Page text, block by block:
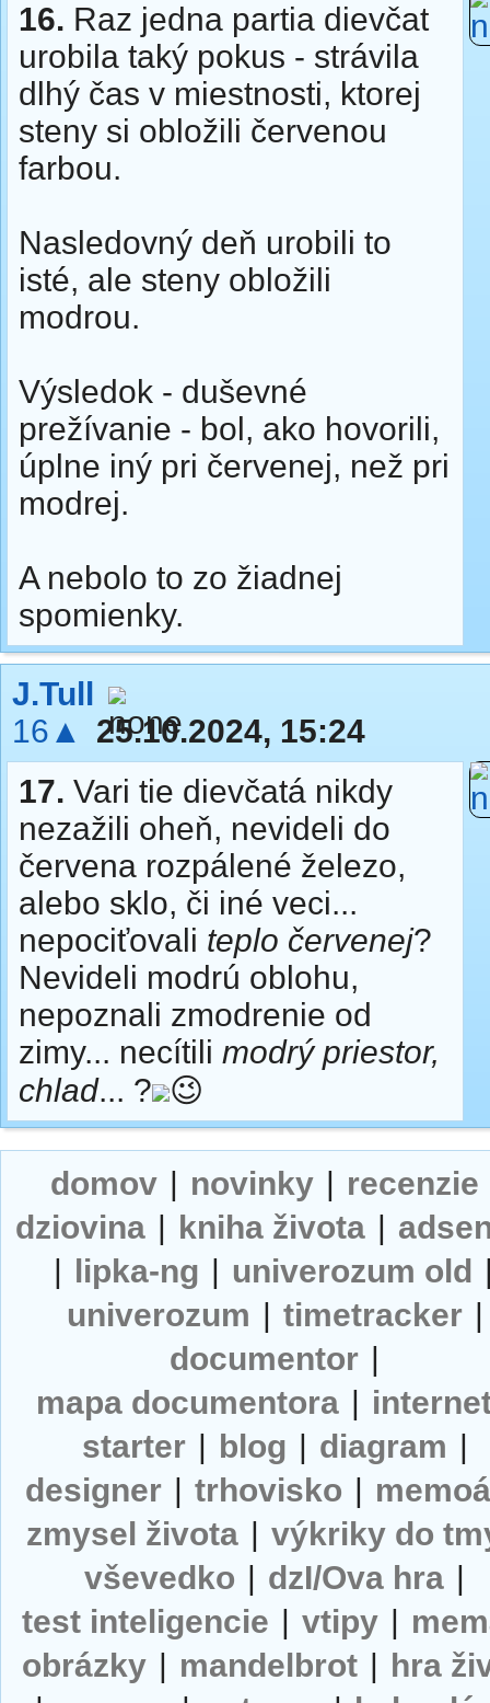
16. Raz jedna partia dievčat
urobila taký pokus - strávila
dlhý čas v miestnosti, ktorej
steny si obložili červenou
farbou.
Nasledovný deň urobili to
isté, ale steny obložili
modrou.
Výsledok - duševné
prežívanie - bol, ako hovorili,
úplne iný pri červenej, než pri
modrej.
A nebolo to zo žiadnej
spomienky.
J.Tull
16▲
25.10.2024, 15:24
17. Vari tie dievčatá nikdy
nezažili oheň, nevideli do
červena rozpálené železo,
alebo sklo, či iné veci...
nepociťovali teplo červenej?
Nevideli modrú oblohu,
nepoznali zmodrenie od
zimy... necítili modrý priestor,
chlad... ? 😉
domov | novinky | recenzie
dziovina | kniha života |
| lipka-ng | univerozum old
univerozum | timetracker |
documentor |
mapa documentora |
starter | blog | diagram |
designer | trhovisko |
zmysel života | výkriky do
vševedko | dzI/Ova hra |
test inteligencie | vtipy |
obrázky | mandelbrot | hra